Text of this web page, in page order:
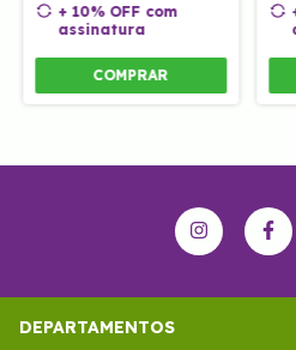
+ 10% OFF com
assinatura
COMPRAR
DEPARTAMENTOS